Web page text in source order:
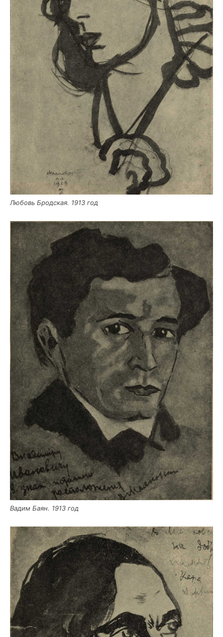
Любовь Брод­ская. 1913 год
Вадим Баян. 1913 год